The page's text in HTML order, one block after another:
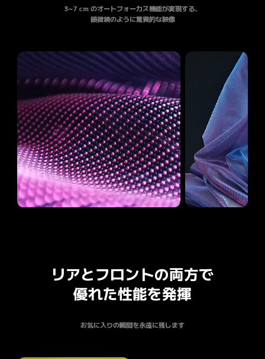
3~7 cm のオートフォーカス機能が実現する、
顕微鏡のように驚異的な映像
リアとフロントの両方で
優れた性能を発揮
お気に入りの瞬間を永遠に残します